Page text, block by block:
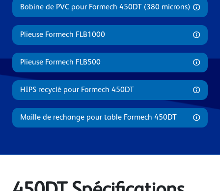
Bobine de PVC pour Formech 450DT (380 microns)
Plieuse Formech FLB1000
Plieuse Formech FLB500
HIPS recyclé pour Formech 450DT
Maille de rechange pour table Formech 450DT